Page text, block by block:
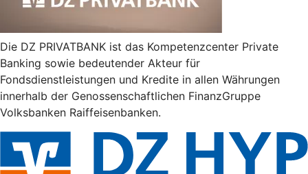
Die DZ PRIVATBANK ist das Kompetenzcenter Private
Banking sowie bedeutender Akteur für
Fondsdienstleistungen und Kredite in allen Währungen
innerhalb der Genossenschaftlichen FinanzGruppe
Volksbanken Raiffeisenbanken.